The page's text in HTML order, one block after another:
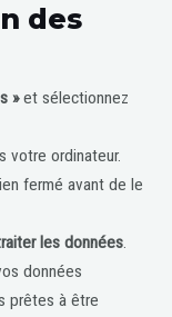
des
»et sélectionnez
votre ordinateur.
fermé avant de le
les données.
données
prêtes à être